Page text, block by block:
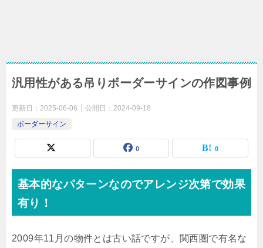
汎用性がある吊りボーダーサインの作図事例
更新日： 2025-06-06 公開日： 2024-09-18
ボーダーサイン
0 0
基本的なパターンなのでアレンジ次第で効果
有り！
2009年11月の物件とは古い話ですが、関西圏で有名な